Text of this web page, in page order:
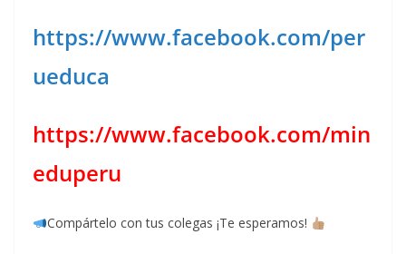
https://www.facebook.com/per
ueduca
https://www.facebook.com/min
eduperu
Compártelo con tus colegas ¡Te esperamos!